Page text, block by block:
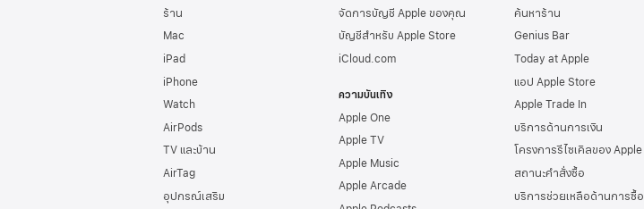
ร้าน
Mac
iPad
iPhone
Watch
AirPods
TV และบ้าน
AirTag
อุปกรณ์เสริม
จัดการบัญชี Apple ของคุณ
บัญชีสำหรับ Apple Store
iCloud.com
ความบันเทิง
Apple One
Apple TV
Apple Music
Apple Arcade
ค้นหาร้าน
Genius Bar
Today at Apple
แอป Apple Store
Apple Trade In
บริการด้านการเงิน
โครงการรีไซเคิลของ Apple
สถานะคำสั่งซื้อ
บริการช่วยเหลือด้านการซื้อ